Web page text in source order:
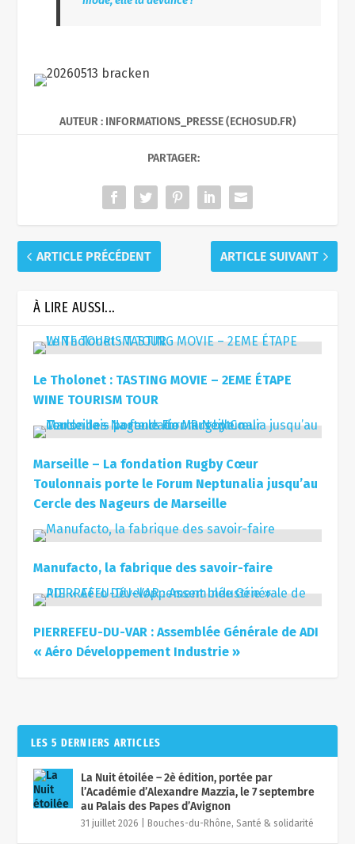
AUTEUR : INFORMATIONS_PRESSE (ECHOSUD.FR)
PARTAGER:
ARTICLE PRÉCÉDENT ARTICLE SUIVANT
À LIRE AUSSI...
Le Tholonet : TASTING MOVIE – 2EME ÉTAPE
WINE TOURISM TOUR
Marseille – La fondation Rugby Cœur
Toulonnais porte le Forum Neptunalia jusqu’au
Cercle des Nageurs de Marseille
Manufacto, la fabrique des savoir-faire
PIERREFEU-DU-VAR : Assemblée Générale de ADI
« Aéro Développement Industrie »
LES 5 DERNIERS ARTICLES
La Nuit étoilée – 2è édition, portée par
l’Académie d’Alexandre Mazzia, le 7 septembre
au Palais des Papes d’Avignon
31 juillet 2026 Bouches-du-Rhône,Santé & solidarité